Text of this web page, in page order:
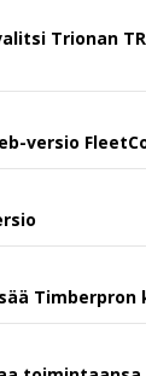
Trionan
versio
Timberpron